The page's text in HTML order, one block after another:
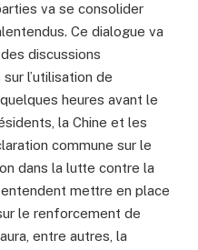
va se consolider
Ce dialogue va
discussions
l’utilisation de
heures avant le
la Chine et les
commune sur le
dans la lutte contre la
mettre en place
le renforcement de
entre autres, la